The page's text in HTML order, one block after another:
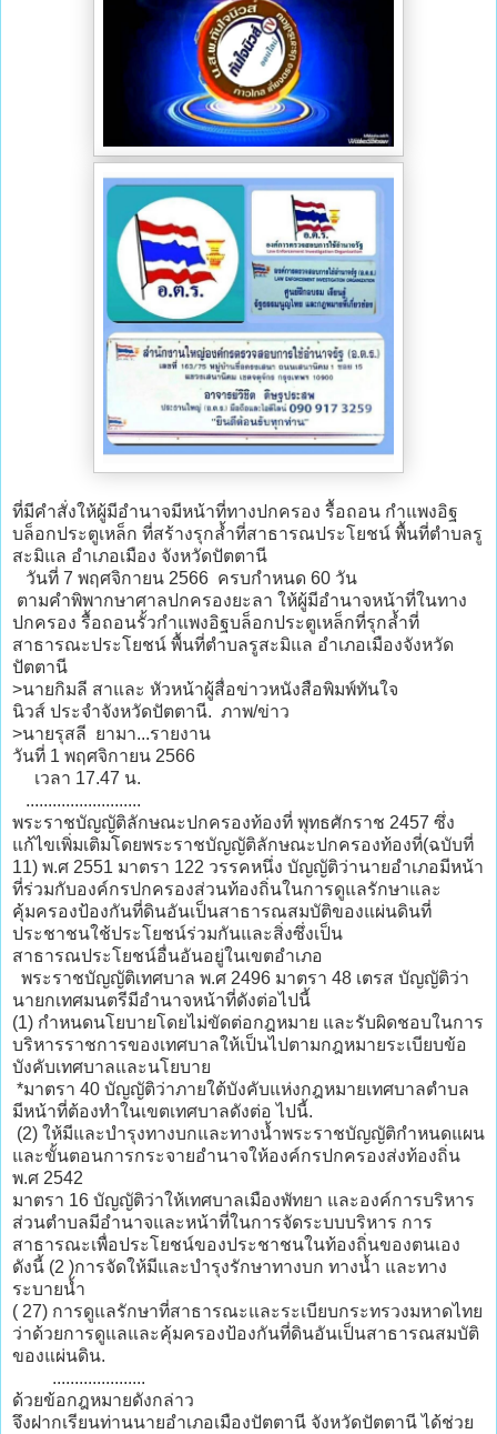
ที่มีคำสั่งให้ผู้มีอำนาจมีหน้าที่ทางปกครอง รื้อถอน กำแพงอิฐ
บล็อกประตูเหล็ก ที่สร้างรุกล้ำที่สาธารณประโยชน์ พื้นที่ตำบลรู
สะมิแล อำเภอเมือง จังหวัดปัตตานี
วันที่ 7 พฤศจิกายน 2566 ครบกำหนด 60 วัน
ตามคำพิพากษาศาลปกครองยะลา ให้ผู้มีอำนาจหน้าที่ในทาง
ปกครอง รื้อถอนรั้วกำแพงอิฐบล็อกประตูเหล็กที่รุกล้ำที่
สาธารณะประโยชน์ พื้นที่ตำบลรูสะมิแล อำเภอเมืองจังหวัด
ปัตตานี
>นายกิมลี สาและ หัวหน้าผู้สื่อข่าวหนังสือพิมพ์ทันใจ
นิวส์ ประจำจังหวัดปัตตานี. ภาพ/ข่าว
>นายรุสลี ยามา...รายงาน
วันที่ 1 พฤศจิกายน 2566
เวลา 17.47 น.
..........................
พระราชบัญญัติลักษณะปกครองท้องที่ พุทธศักราช 2457 ซึ่ง
แก้ไขเพิ่มเติมโดยพระราชบัญญัติลักษณะปกครองท้องที่(ฉบับที่
11) พ.ศ 2551 มาตรา 122 วรรคหนึ่ง บัญญัติว่านายอำเภอมีหน้า
ที่ร่วมกับองค์กรปกครองส่วนท้องถิ่นในการดูแลรักษาและ
คุ้มครองป้องกันที่ดินอันเป็นสาธารณสมบัติของแผ่นดินที่
ประชาชนใช้ประโยชน์ร่วมกันและสิ่งซึ่งเป็น
สาธารณประโยชน์อื่นอันอยู่ในเขตอำเภอ
พระราชบัญญัติเทศบาล พ.ศ 2496 มาตรา 48 เตรส บัญญัติว่า
นายกเทศมนตรีมีอำนาจหน้าที่ดังต่อไปนี้
(1) กำหนดนโยบายโดยไม่ขัดต่อกฎหมาย และรับผิดชอบในการ
บริหารราชการของเทศบาลให้เป็นไปตามกฎหมายระเบียบข้อ
บังคับเทศบาลและนโยบาย
*มาตรา 40 บัญญัติว่าภายใต้บังคับแห่งกฎหมายเทศบาลตำบล
มีหน้าที่ต้องทำในเขตเทศบาลดังต่อ ไปนี้.
(2) ให้มีและบำรุงทางบกและทางน้ำพระราชบัญญัติกำหนดแผน
และขั้นตอนการกระจายอำนาจให้องค์กรปกครองส่งท้องถิ่น
พ.ศ 2542
มาตรา 16 บัญญัติว่าให้เทศบาลเมืองพัทยา และองค์การบริหาร
ส่วนตำบลมีอำนาจและหน้าที่ในการจัดระบบบริหาร การ
สาธารณะเพื่อประโยชน์ของประชาชนในท้องถิ่นของตนเอง
ดังนี้ (2 )การจัดให้มีและบำรุงรักษาทางบก ทางน้ำ และทาง
ระบายน้ำ
( 27) การดูแลรักษาที่สาธารณะและระเบียบกระทรวงมหาดไทย
ว่าด้วยการดูแลและคุ้มครองป้องกันที่ดินอันเป็นสาธารณสมบัติ
ของแผ่นดิน.
.....................
ด้วยข้อกฎหมายดังกล่าว
จึงฝากเรียนท่านนายอำเภอเมืองปัตตานี จังหวัดปัตตานี ได้ช่วย